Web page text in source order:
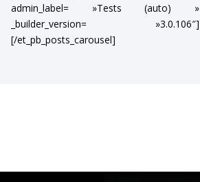
admin_label= »Tests (auto) »
_builder_version= »3.0.106″]
[/et_pb_posts_carousel]